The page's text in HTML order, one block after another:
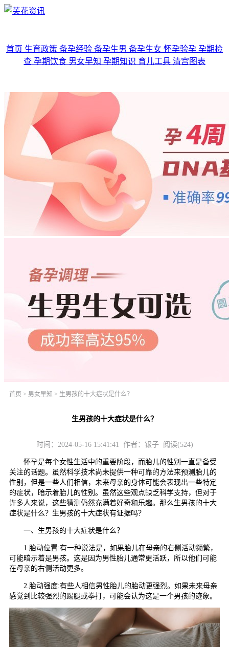
首页 生育政策 备孕经验 备孕生男 备孕生女 怀孕验孕 孕期检
查 孕期饮食 男女早知 孕期知识 育儿工具 清宫图表
首页 > 男女早知 > 生男孩的十大症状是什么？
生男孩的十大症状是什么？
时间：2024-05-16 15:41:41 作者：银子 阅读(524)
怀孕是每个女性生活中的重要阶段，而胎儿的性别一直是备受
关注的话题。虽然科学技术尚未提供一种可靠的方法来预测胎儿的
性别，但是一些人们相信，未来母亲的身体可能会表现出一些特定
的症状，暗示着胎儿的性别。虽然这些观点缺乏科学支持，但对于
许多人来说，这些猜测仍然充满着好奇和乐趣。那么生男孩的十大
症状是什么？生男孩的十大症状有证据吗？
一、生男孩的十大症状是什么？
1.胎动位置:有一种说法是，如果胎儿在母亲的右侧活动频繁，
可能暗示着是男孩。这是因为男性胎儿通常更活跃，所以他们可能
在母亲的右侧活动更多。
2.胎动强度:有些人相信男性胎儿的胎动更强烈。如果未来母亲
感觉到比较强烈的踢腿或拳打，可能会认为这是一个男孩的迹象。